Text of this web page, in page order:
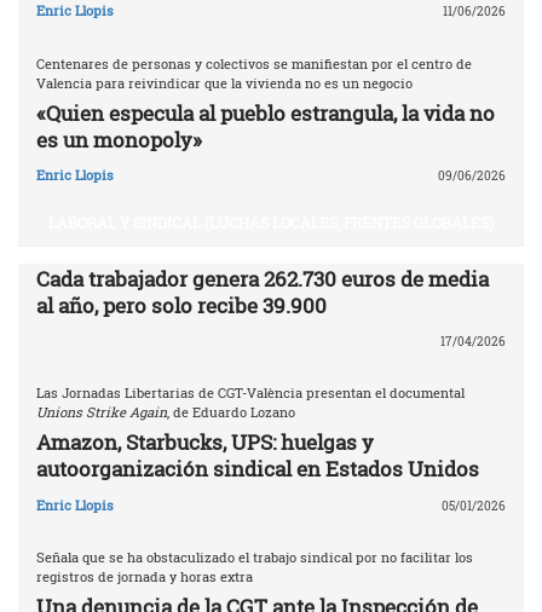
Enric Llopis 11/06/2026
Centenares de personas y colectivos se manifiestan por el centro de
Valencia para reivindicar que la vivienda no es un negocio
«Quien especula al pueblo estrangula, la vida no
es un monopoly»
Enric Llopis 09/06/2026
Cada trabajador genera 262.730 euros de media
al año, pero solo recibe 39.900
17/04/2026
Las Jornadas Libertarias de CGT-València presentan el documental
Unions Strike Again, de Eduardo Lozano
Amazon, Starbucks, UPS: huelgas y
autoorganización sindical en Estados Unidos
Enric Llopis 05/01/2026
Señala que se ha obstaculizado el trabajo sindical por no facilitar los
registros de jornada y horas extra